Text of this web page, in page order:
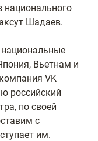
национального
Шадаев.
Вьетнам и
VK
российский
по своей
с
им.